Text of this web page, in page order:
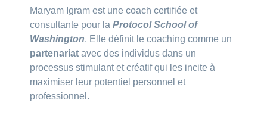
Maryam Igram est une coach certifiée et
consultante pour laProtocol School of
Washington. Elle définit le coaching comme un
partenariat avec des individus dans un
processus stimulant et créatif qui les incite à
maximiser leur potentiel personnel et
professionnel.